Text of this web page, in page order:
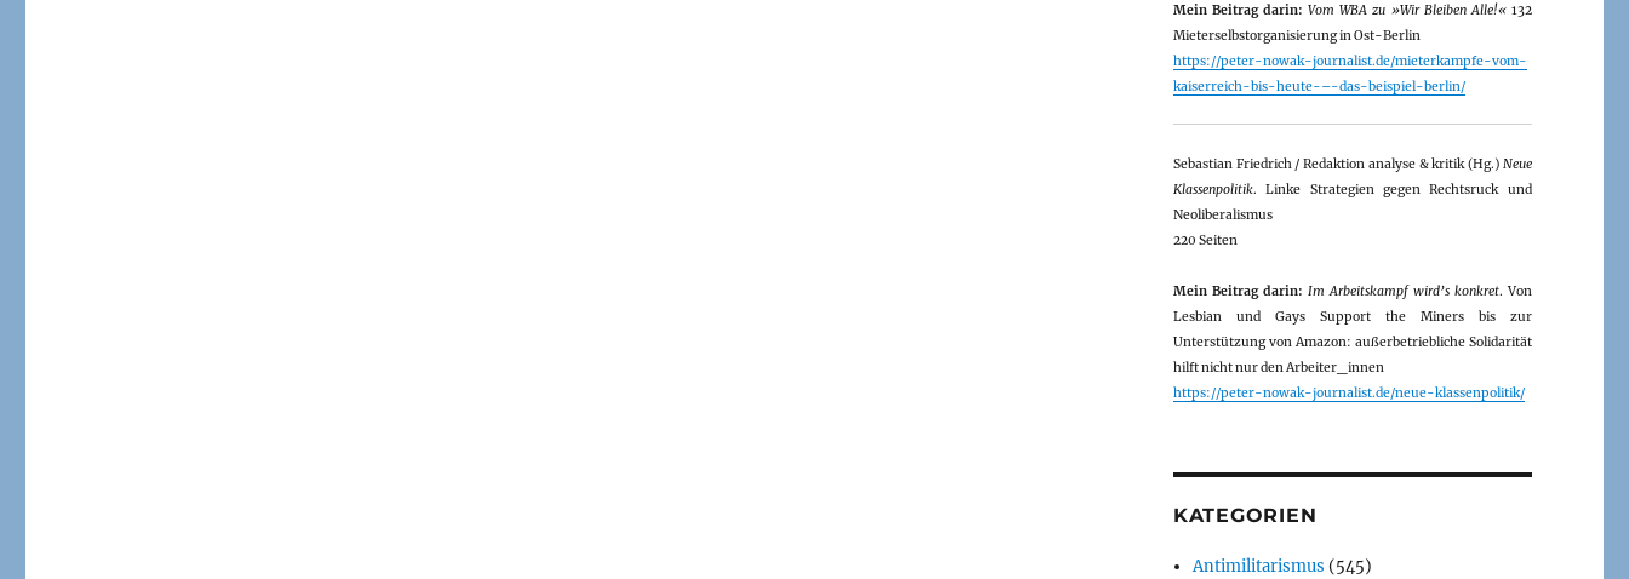
Mein Beitrag darin: Vom WBA zu »Wir Bleiben Alle!«132
Mieterselbstorganisierung in Ost-Berlin
https://peter-nowak-journalist.de/mieterkampfe-vom-
kaiserreich-bis-heute-–-das-beispiel-berlin/
Sebastian Friedrich / Redaktion analyse & kritik (Hg.) Neue
Klassenpolitik. Linke Strategien gegen Rechtsruck und
Neoliberalismus
220 Seiten
Mein Beitrag darin: Im Arbeitskampf wird’s konkret. Von
Lesbian und Gays Support the Miners bis zur
Unterstützung von Amazon: außerbetriebliche Solidarität
hilft nicht nur den Arbeiter_innen
https://peter-nowak-journalist.de/neue-klassenpolitik/
KATEGORIEN
Antimilitarismus (545)